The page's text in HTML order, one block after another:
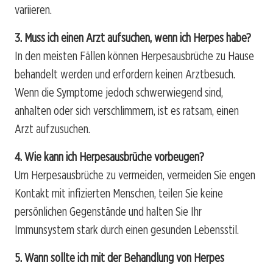
variieren.
3. Muss ich einen Arzt aufsuchen, wenn ich Herpes habe?
In den meisten Fällen können Herpesausbrüche zu Hause
behandelt werden und erfordern keinen Arztbesuch.
Wenn die Symptome jedoch schwerwiegend sind,
anhalten oder sich verschlimmern, ist es ratsam, einen
Arzt aufzusuchen.
4. Wie kann ich Herpesausbrüche vorbeugen?
Um Herpesausbrüche zu vermeiden, vermeiden Sie engen
Kontakt mit infizierten Menschen, teilen Sie keine
persönlichen Gegenstände und halten Sie Ihr
Immunsystem stark durch einen gesunden Lebensstil.
5. Wann sollte ich mit der Behandlung von Herpes